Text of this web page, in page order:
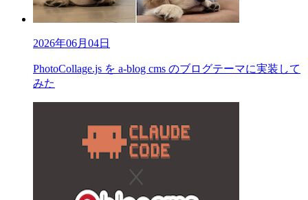
2026年06月04日
PhotoCollage.js を a-blog cms のブログテーマに実装して
みた